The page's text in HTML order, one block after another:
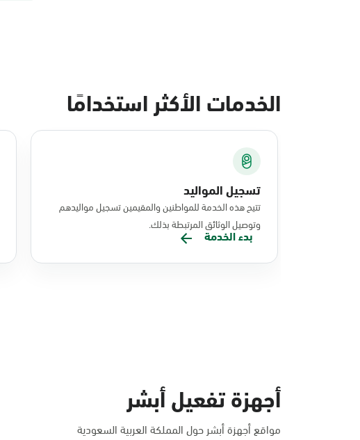
الخدمات الأكثر استخدامًا
تسجيل المواليد
تتيح هذه الخدمة للمواطنين والمقيمين تسجيل مواليدهم
وتوصيل الوثائق المرتبطة بذلك.
بدء الخدمة
أجهزة تفعيل أبشر
مواقع أجهزة أبشر حول المملكة العربية السعودية